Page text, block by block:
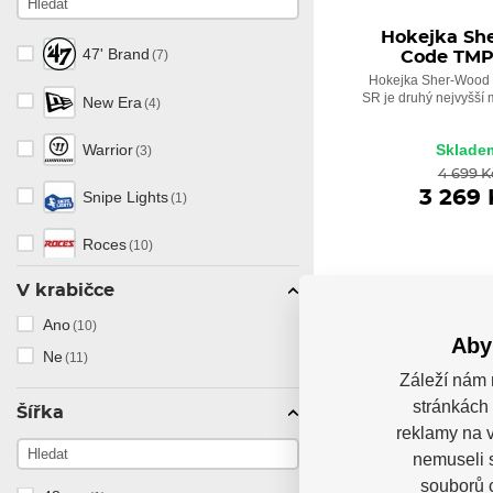
Synergy(1)
BPM
47' Brand (7)
New Era (4)
Warrior(3)
Snipe Lights(1)
Roces(10)
Howies
Aycane(3)
Givova(1)
V krabičce
Ano(10)
Ne(11)
Šířka
Hokejka
Code TMP
Hokejka Sher-Wood
SR je druhý nejvyšší
4 699
3 269
Záleží nám
reklamy na
nemuseli
souborů